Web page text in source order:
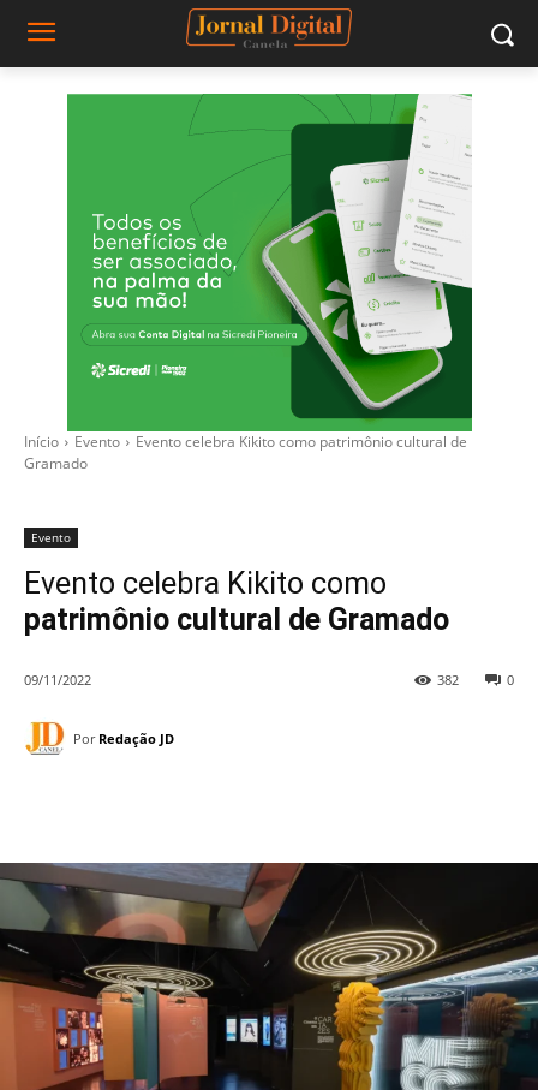
Início Evento
Evento celebra Kikito como patrimônio cultural de
Gramado
Evento
Evento celebra Kikito como
patrimônio cultural de Gramado
09/11/2022 0
382
Por Redação JD